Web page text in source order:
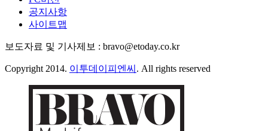
공지사항
사이트맵
보도자료 및 기사제보 : bravo@etoday.co.kr
Copyright 2014. 이투데이피엔씨 . All rights reserved